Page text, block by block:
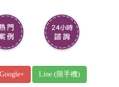
Google+ Line (限手機)